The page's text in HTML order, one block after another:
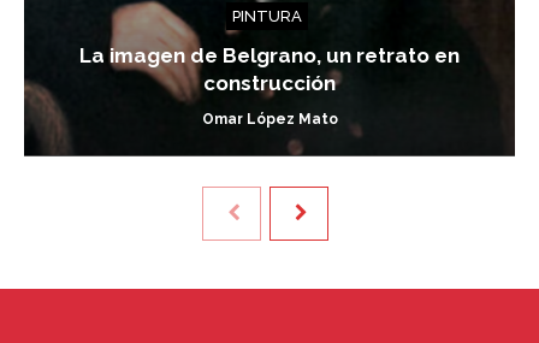
PINTURA
La imagen de Belgrano, un retrato en
construcción
Omar López Mato